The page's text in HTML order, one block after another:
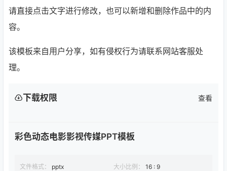
请直接点击文字进行修改，也可以新增和删除作品中的内
容。
该模板来自用户分享，如有侵权行为请联系网站客服处
理。
下载权限 查看
彩色动态电影影视传媒PPT模板
文件格式： pptx 大小比例：
16 : 9